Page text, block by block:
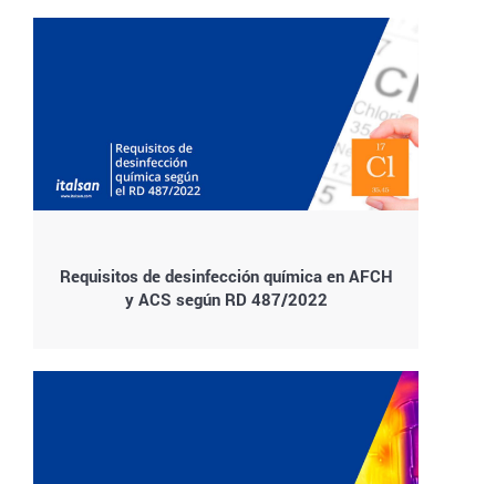
Requisitos de desinfección química en AFCH
y ACS según RD 487/2022